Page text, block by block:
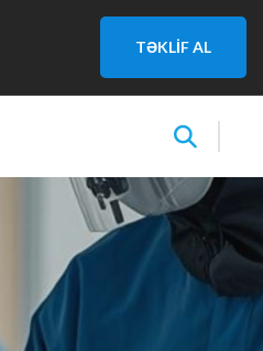
TƏKLİF AL